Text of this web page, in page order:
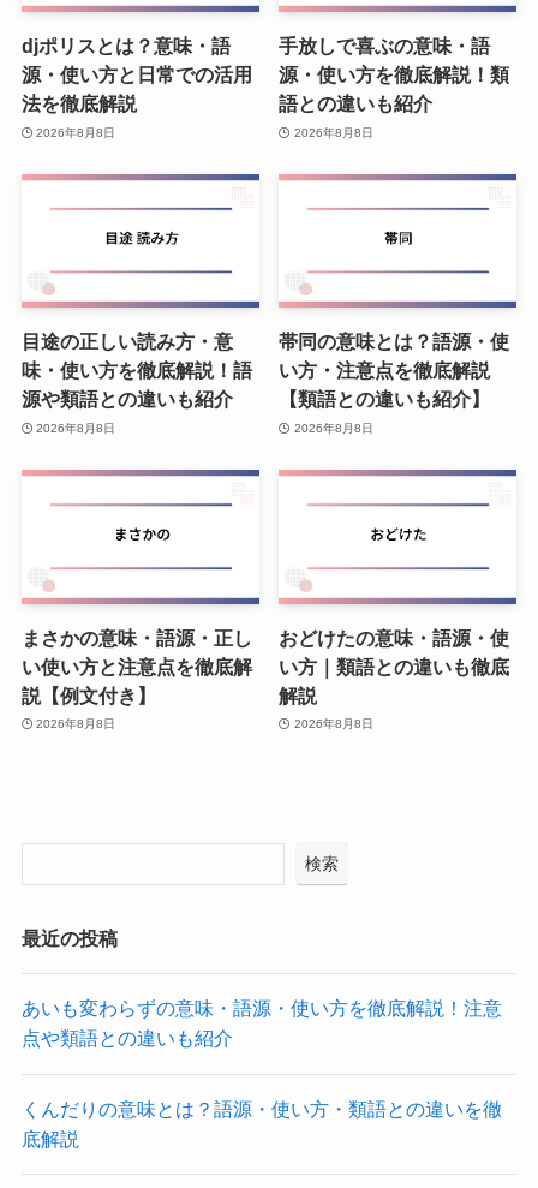
djポリスとは？意味・語
源・使い方と日常での活用
法を徹底解説
2026年8月8日
手放しで喜ぶの意味・語
源・使い方を徹底解説！類
語との違いも紹介
2026年8月8日
目途の正しい読み方・意
味・使い方を徹底解説！語
源や類語との違いも紹介
2026年8月8日
帯同の意味とは？語源・使
い方・注意点を徹底解説
【類語との違いも紹介】
2026年8月8日
まさかの意味・語源・正し
い使い方と注意点を徹底解
説【例文付き】
2026年8月8日
おどけたの意味・語源・使
い方｜類語との違いも徹底
解説
2026年8月8日
検索
最近の投稿
あいも変わらずの意味・語源・使い方を徹底解説！注意
点や類語との違いも紹介
くんだりの意味とは？語源・使い方・類語との違いを徹
底解説